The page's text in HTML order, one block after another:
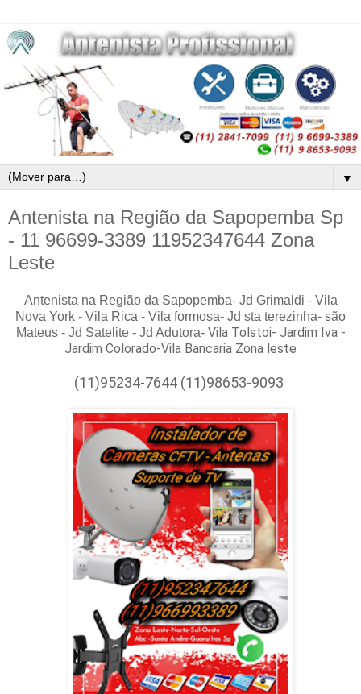
▼
Antenista na Região da Sapopemba Sp
- 11 96699-3389 11952347644 Zona
Leste
Antenista na Região da Sapopemba- Jd Grimaldi - Vila
Nova York - Vila Rica - Vila formosa- Jd sta terezinha- são
Mateus - Jd Satelite - Jd Adutora- Vila Tolstoi- Jardim Iva -
Jardim Colorado-Vila Bancaria Zona leste
(11)95234-7644 (11)98653-9093